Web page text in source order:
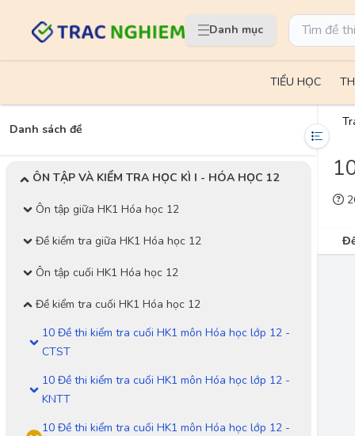
Danh mục
TIỂU HỌC
Danh sách đề
ÔN TẬP VÀ KIỂM TRA HỌC KÌ I - HÓA HỌC 12
Ôn tập giữa HK1 Hóa học 12
Đề kiểm tra giữa HK1 Hóa học 12
Ôn tập cuối HK1 Hóa học 12
Đề kiểm tra cuối HK1 Hóa học 12
10 Đề thi kiểm tra cuối HK1 môn Hóa học lớp 12 -
CTST
10 Đề thi kiểm tra cuối HK1 môn Hóa học lớp 12 -
KNTT
10 Đề thi kiểm tra cuối HK1 môn Hóa học lớp 12 -